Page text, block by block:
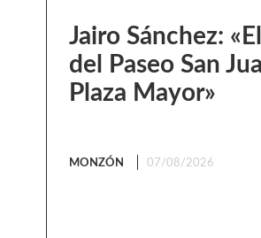
Jairo Sánchez:
del Paseo San
Plaza Mayor»
MONZÓN 07/08/2026